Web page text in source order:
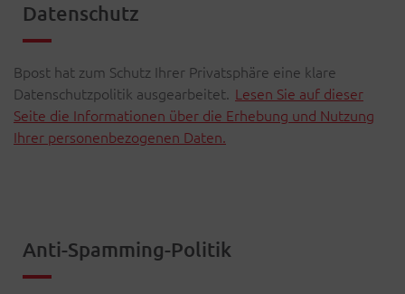
Datenschutz
Bpost hat zum Schutz Ihrer Privatsphäre eine klare
Datenschutzpolitik ausgearbeitet. Lesen Sie auf dieser
Seite die Informationen über die Erhebung und Nutzung
Ihrer personenbezogenen Daten.
Anti-Spamming-Politik